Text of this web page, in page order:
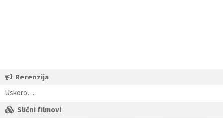
Recenzija
Uskoro…
Slični filmovi